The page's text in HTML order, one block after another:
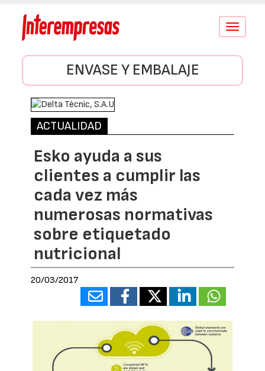
Conmutar
ENVASE Y EMBALAJE
ACTUALIDAD
Esko ayuda a sus
clientes a cumplir las
cada vez más
numerosas normativas
sobre etiquetado
nutricional
20/03/2017